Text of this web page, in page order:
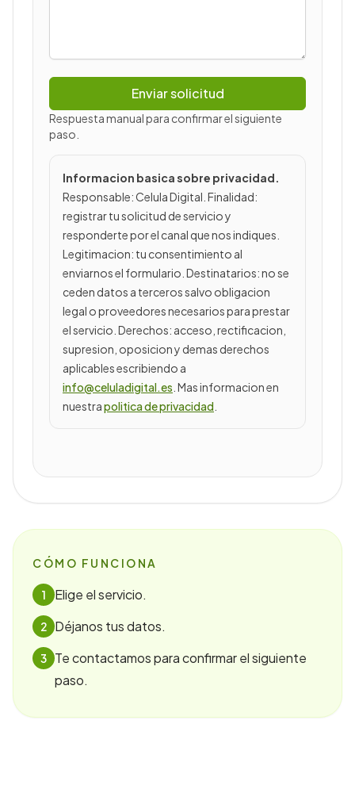
Enviar solicitud
Respuesta manual para confirmar el siguiente
paso.
Informacion basica sobre privacidad.
Responsable: Celula Digital. Finalidad:
registrar tu solicitud de servicio y
responderte por el canal que nos indiques
Legitimacion: tu consentimiento al
enviarnos el formulario. Destinatarios: no se
ceden datos a terceros salvo obligacion
legal o proveedores necesarios para prestar
el servicio. Derechos: acceso, rectificacion,
supresion, oposicion y demas derechos
aplicables escribiendo a
info@celuladigital.es . Mas informacion en
nuestrapolitica de privacidad
CÓMO FUNCIONA
1 Elige el servicio.
2 Déjanos tus datos.
3
Te contactamos para confirmar el siguiente
paso.